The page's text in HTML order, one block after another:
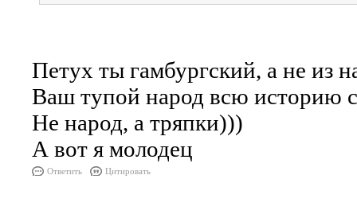
Петух ты гамбургский, а не из
Ваш тупой народ всю историю
Не народ, а тряпки)))
А вот я молодец
Ответить Цитировать